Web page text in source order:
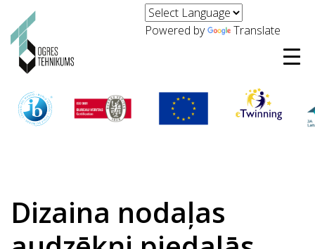
Powered by Translate
Dizaina nodaļas